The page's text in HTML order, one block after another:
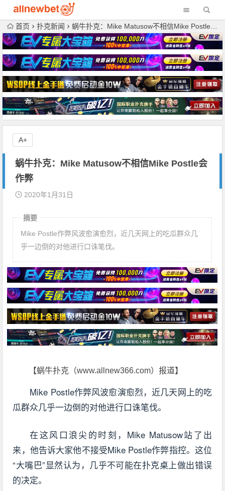
首页 扑克新闻 蜗牛扑克：Mike Matusow不相信Mike Postle会作弊
蜗牛扑克：Mike Matusow不相信Mike Postle会
作弊
2020年1月31日
摘要
Mike Postle作弊风波愈演愈烈，近几天网上的吃瓜群众几
乎一边倒的对他进行口诛笔伐。
【蜗牛扑克（www.allnew366.com）报道】
Mike Postle作弊风波愈演愈烈，近几天网上的吃
瓜群众几乎一边倒的对他进行口诛笔伐。
在这风口浪尖的时刻，Mike Matusow站了出
来，他告诉大家他不接受Mike Postle作弊指控。这位
“大嘴巴”显然认为，几乎不可能在扑克桌上做出错误
的决定。
A+